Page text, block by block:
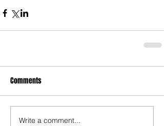
Comments
Write a comment...